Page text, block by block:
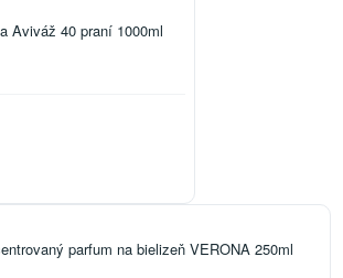
Aviváž 40 praní 1000ml
parfum na bielizeň VERONA 250ml